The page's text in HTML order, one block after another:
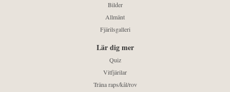
Bilder
Allmänt
Fjärilsgalleri
Lär dig mer
Quiz
Vitfjärilar
Träna raps/kål/rov